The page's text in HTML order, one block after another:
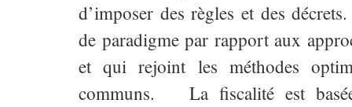
d’imposer des règles et des
de paradigme par rapport aux
et qui rejoint les méthodes
communs. La fiscalité est